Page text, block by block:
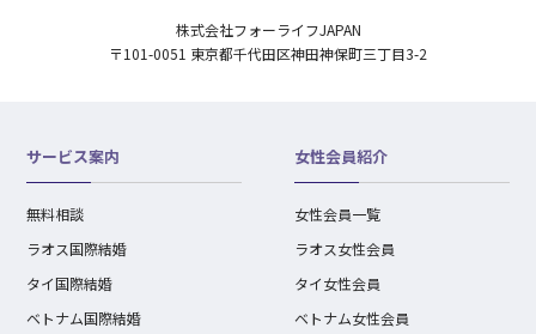
株式会社フォーライフJAPAN
〒101-0051 東京都千代田区神田神保町三丁目3-2
サービス案内
無料相談
ラオス国際結婚
タイ国際結婚
ベトナム国際結婚
女性会員紹介
女性会員一覧
ラオス女性会員
タイ女性会員
ベトナム女性会員